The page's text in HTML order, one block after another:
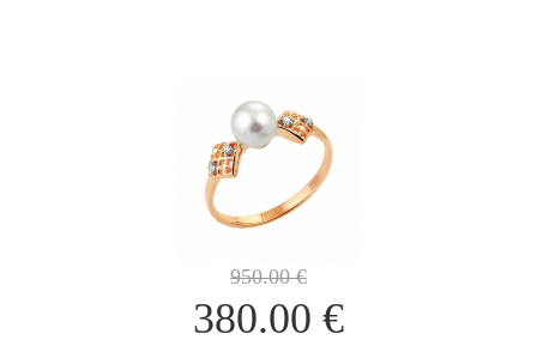
950.00€
380.00 €